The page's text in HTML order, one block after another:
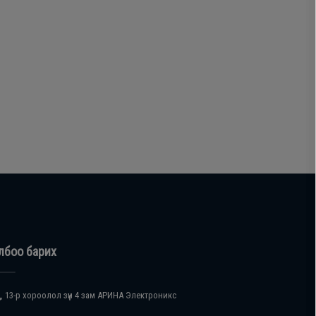
барих
13-р хороолол зүүн 4 зам АРИНА Электроникс